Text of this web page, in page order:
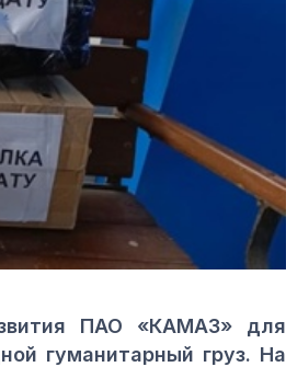
ПАО «КАМАЗ» для
гуманитарный груз. На